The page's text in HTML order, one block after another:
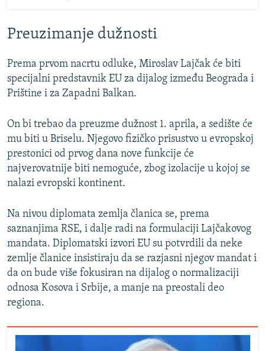
Preuzimanje dužnosti
Prema prvom nacrtu odluke, Miroslav Lajčak će biti
specijalni predstavnik EU za dijalog između Beograda i
Prištine i za Zapadni Balkan.
On bi trebao da preuzme dužnost 1. aprila, a sedište će
mu biti u Briselu. Njegovo fizičko prisustvo u evropskoj
prestonici od prvog dana nove funkcije će
najverovatnije biti nemoguće, zbog izolacije u kojoj se
nalazi evropski kontinent.
Na nivou diplomata zemlja članica se, prema
saznanjima RSE, i dalje radi na formulaciji Lajčakovog
mandata. Diplomatski izvori EU su potvrdili da neke
zemlje članice insistiraju da se razjasni njegov mandat i
da on bude više fokusiran na dijalog o normalizaciji
odnosa Kosova i Srbije, a manje na preostali deo
regiona.